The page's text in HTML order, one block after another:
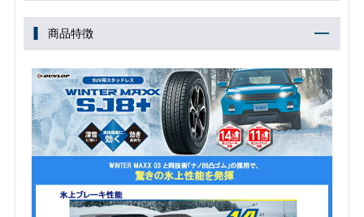
商品特徴